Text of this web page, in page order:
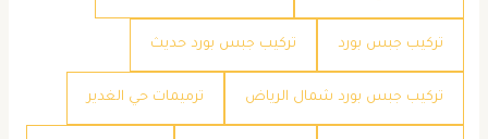
تركيب جبس بورد تركيب جبس بورد حديث
تركيب جبس بورد شمال الرياض ترميمات حي الغدير